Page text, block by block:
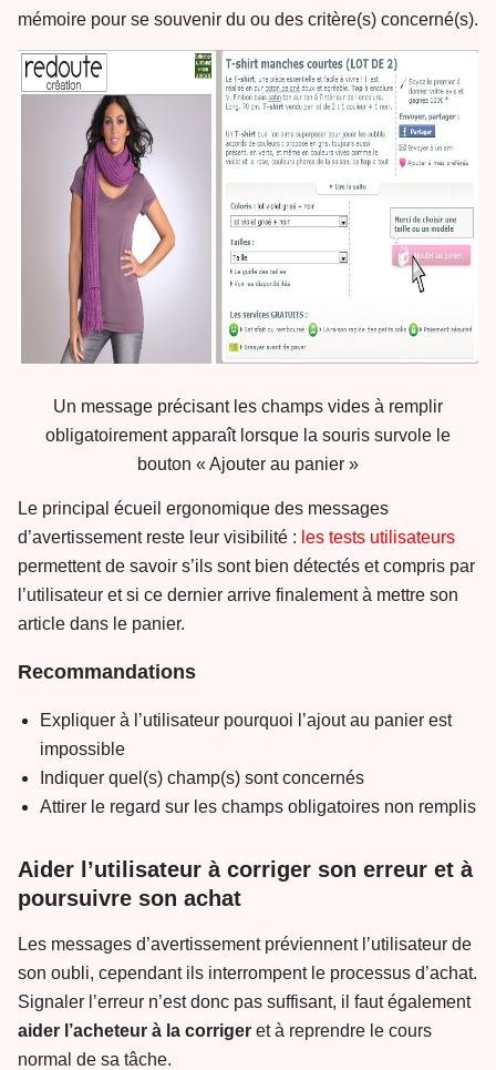
mémoire pour se souvenir du ou des critère(s) concerné(s).
Un message précisant les champs vides à remplir
obligatoirement apparaît lorsque la souris survole le
bouton « Ajouter au panier »
Le principal écueil ergonomique des messages
d’avertissement reste leur visibilité : les tests utilisateurs
permettent de savoir s’ils sont bien détectés et compris par
l’utilisateur et si ce dernier arrive finalement à mettre son
article dans le panier.
Recommandations
Expliquer à l’utilisateur pourquoi l’ajout au panier est
impossible
Indiquer quel(s) champ(s) sont concernés
Attirer le regard sur les champs obligatoires non remplis
Aider l’utilisateur à corriger son erreur et à
poursuivre son achat
Les messages d’avertissement préviennent l’utilisateur de
son oubli, cependant ils interrompent le processus d’achat.
Signaler l’erreur n’est donc pas suffisant, il faut également
aider l’acheteur à la corriger et à reprendre le cours
normal de sa tâche.